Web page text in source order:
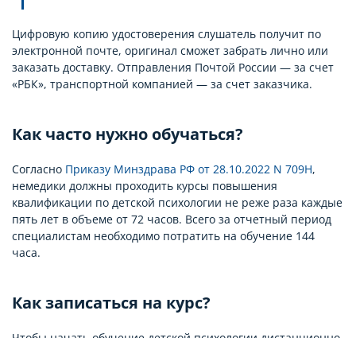
Цифровую копию удостоверения слушатель получит по
электронной почте, оригинал сможет забрать лично или
заказать доставку. Отправления Почтой России — за счет
«РБК», транспортной компанией — за счет заказчика.
Как часто нужно обучаться?
Согласно Приказу Минздрава РФ от 28.10.2022 N 709Н,
немедики должны проходить курсы повышения
квалификации по детской психологии не реже раза каждые
пять лет в объеме от 72 часов. Всего за отчетный период
специалистам необходимо потратить на обучение 144
часа.
Как записаться на курс?